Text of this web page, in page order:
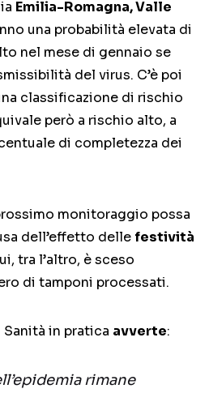
Emilia-Romagna, Valle
una probabilità elevata di
nel mese di gennaio se
del virus. C’è poi
classificazione di rischio
però a rischio alto, a
di completezza dei
monitoraggio possa
dell’effetto delle festività
tra l’altro, è sceso
di tamponi processati.
in pratica avverte:
rimane